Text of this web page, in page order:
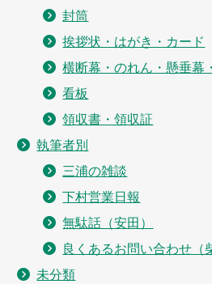
封筒
挨拶状・はがき・カード
横断幕・のれん・懸垂幕
看板
領収書・領収証
執筆者別
三浦の雑談
下村営業日報
無駄話（安田）
良くあるお問い合わせ（
未分類